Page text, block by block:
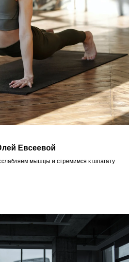
Евсеевой
мышцы и стремимся к шпагату